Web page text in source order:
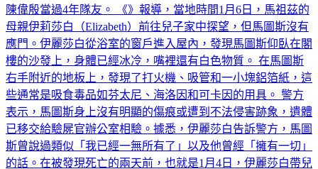
陳偉殷當過4年隊友。 《》報導，當地時間1月6日，馬祖茲的
母親伊莉莎白（Elizabeth）前往兒子家中探望，但馬圖斯沒有
應門。伊麗莎白從浴室的窗戶進入屋內，發現馬圖斯仰臥在閣
樓的沙發上，身體已經冰冷，嘴裡還有白色物質。 在馬圖斯
右手附近的地板上，發現了打火機、吸管和一小塊鋁箔紙，這
些通常是吸食毒品如芬太尼、海洛因和可卡因的用具。 警方
表示，馬圖斯身上沒有明顯的傷痕或遭到不法侵害跡象，遺體
已移交給驗屍官辦公室相驗。據悉，伊麗莎白告訴警方，馬圖
斯曾說過類似「我已經一無所有了」以及他曾經「擁有一切」
的話。在被發現死亡的兩天前，也就是1月4日，伊麗莎白帶兒